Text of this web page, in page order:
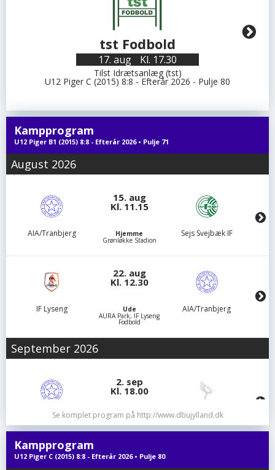
tst Fodbold
17. aug Kl. 17.30
Tilst Idrætsanlæg (tst)
U12 Piger C (2015) 8:8 - Efterår 2026 - Pulje 80
Kampprogram
U12 Piger B1 (2015) 8:8 - Efterår 2026 • Pulje 71
August 2026
AIA/Tranbjerg
15. aug
Kl. 11.15
Hjemme
Grønløkke Stadion
Sejs Svejbæk IF
IF Lyseng
22. aug
Kl. 12.30
Ude
AURA Park, IF Lyseng
Fodbold
AIA/Tranbjerg
September 2026
AIA/Tranbjerg
2. sep
Kl. 18.00
Hjemme
Grønløkke Stadion
Ry Fodbold
Se komplet program på http://www.dbujylland.dk
Kampprogram
U12 Piger C (2015) 8:8 - Efterår 2026 • Pulje 80